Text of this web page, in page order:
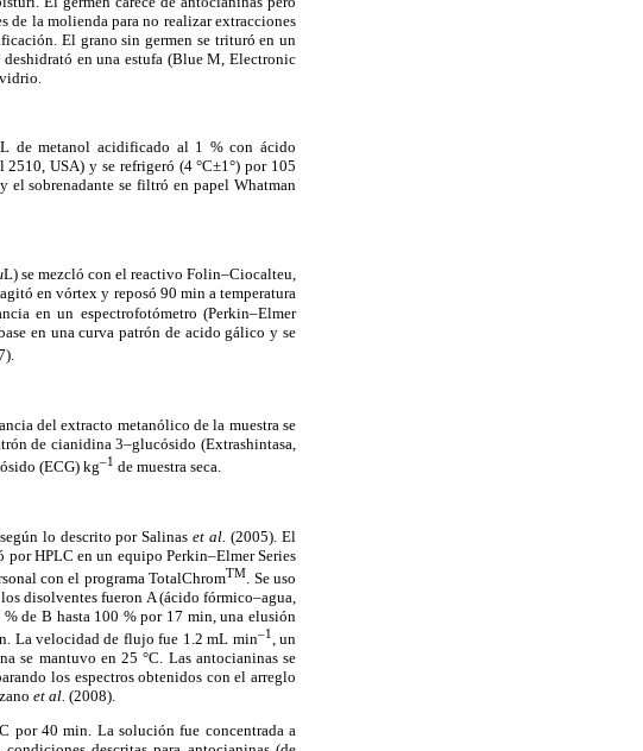
de la molienda para no realizar extracciones
El grano sin germen se trituró en un
en una estufa (Blue M, Electronic
de metanol acidificado al 1 % con ácido
USA) y se refrigeró (4 °C±1°) por 105
y el sobrenadante se filtró en papel Whatman
L) se mezcló con el reactivo Folin–Ciocalteu,
en vórtex y reposó 90 min a temperatura
en un espectrofotómetro (Perkin–Elmer
en una curva patrón de acido gálico y se
del extracto metanólico de la muestra se
de cianidina 3–glucósido (Extrashintasa,
(ECG) kg–1 de muestra seca.
lo descrito por Salinaset al.(2005). El
HPLC en un equipo Perkin–Elmer Series
con el programa TotalChromTM . Se uso
disolventes fueron A (ácido fórmico–agua,
de B hasta 100 % por 17 min, una elusión
La velocidad de flujo fue 1.2 mL min–1, un
se mantuvo en 25 °C. Las antocianinas se
los espectros obtenidos con el arreglo
et al. (2008).
por 40 min. La solución fue concentrada a